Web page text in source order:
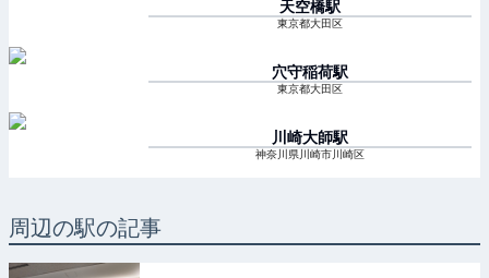
天空橋駅
東京都大田区
穴守稲荷駅
東京都大田区
川崎大師駅
神奈川県川崎市川崎区
周辺の駅の記事